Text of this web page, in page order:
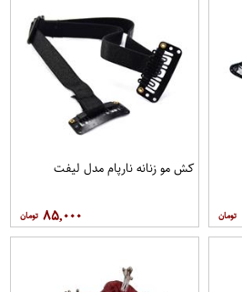
کش مو زنانه نارپام مدل لیفت
۸۵,۰۰۰